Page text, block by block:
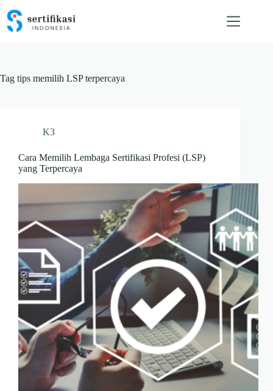
content
Tag tips memilih LSP terpercaya
K3
Cara Memilih Lembaga Sertifikasi Profesi (LSP)
yang Terpercaya